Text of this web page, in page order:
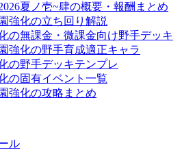
夏ノ壱~肆の概要・報酬まとめ
強化の立ち回り解説
の無課金・微課金向け野手デッキ
強化の野手育成適正キャラ
の野手デッキテンプレ
の固有イベント一覧
強化の攻略まとめ
ル